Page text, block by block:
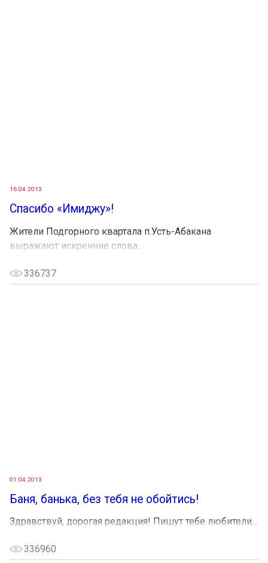
16.04.2013
Спасибо «Имиджу»!
Жители Подгорного квартала п.Усть-Абакана
выражают искренние слова...
336737
01.04.2013
Баня, банька, без тебя не обойтись!
Здравствуй, дорогая редакция! Пишут тебе любители...
336960